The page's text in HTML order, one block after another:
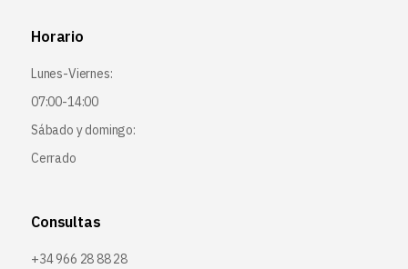
Horario
Lunes-Viernes:
07:00-14:00
Sábado y domingo:
Cerrado
Consultas
+34 966 28 88 28